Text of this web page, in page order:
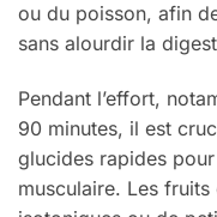
ou du poisson, afin
sans alourdir la
Pendant l’effort,
90 minutes, il est
glucides rapides
musculaire. Les